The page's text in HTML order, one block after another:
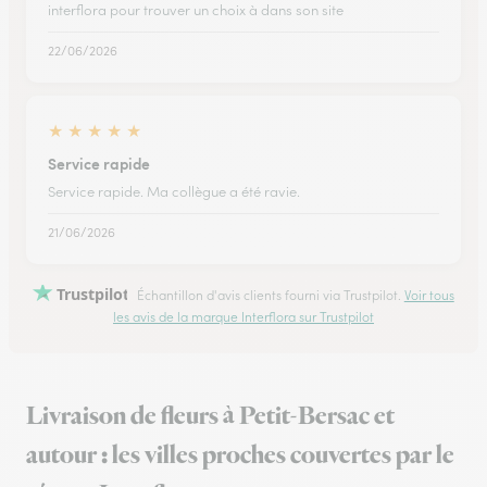
interflora pour trouver un choix à dans son site
22/06/2026
★ ★ ★ ★ ★
Service rapide
Service rapide. Ma collègue a été ravie.
21/06/2026
Trustpilot Échantillon d'avis clients fourni via Trustpilot. Voir tous
les avis de la marque Interflora sur Trustpilot
Livraison de fleurs à Petit-Bersac et
autour : les villes proches couvertes par le